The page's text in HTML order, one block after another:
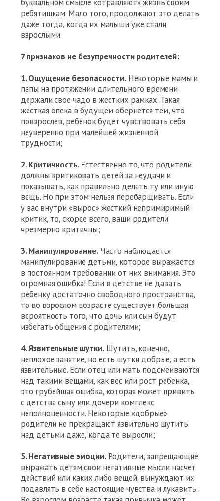
буквальном смысле «отравляют» жизнь своим
ребятишкам. Мало того, продолжают это делать
даже тогда, когда их малыши уже стали
взрослыми.
7 признаков не безупречности родителей:
1. Ощущение безопасности. Некоторые мамы и
папы на протяжении длительного времени
держали свое чадо в жестких рамках. Такая
жесткая опека в будущем обернется тем, что
повзрослев, ребенок будет чувствовать себя
неуверенно при малейшей жизненной
трудности;
2. Критичность.Естественно то, что родители
должны критиковать детей за неудачи и
показывать, как правильно делать ту или иную
вещь. Но при этом нельзя перебарщивать. Если
у вас внутри «вырос» жесткий непримиримый
критик, то, скорее всего, ваши родители
чрезмерно критичны;
3. Манипулирование. Часто наблюдается
манипулирование детьми, которое выражается
в постоянном требовании от них внимания. Это
огромная ошибка! Если в детстве не давать
ребенку достаточно свободного пространства,
то во взрослом возрасте существует большая
вероятность того, что дочь или сын будут
избегать общения с родителями;
4. Язвительные шутки. Шутить, конечно,
неплохое занятие, но есть шутки добрые, а есть
язвительные. Если отец или мать подсмеиваются
над такими вещами, как вес или рост ребенка,
это грубейшая ошибка, которая может привить
с детства сыну или дочери комплекс
неполноценности. Некоторые «добрые»
родители не прекращают язвительно шутить
над детьми даже, когда те выросли;
5. Негативные эмоции. Родители, запрещающие
выражать детям свои негативные мысли насчет
действий или каких либо вещей, вынуждают их
подавлять в себе настоящие чувства и лукавить.